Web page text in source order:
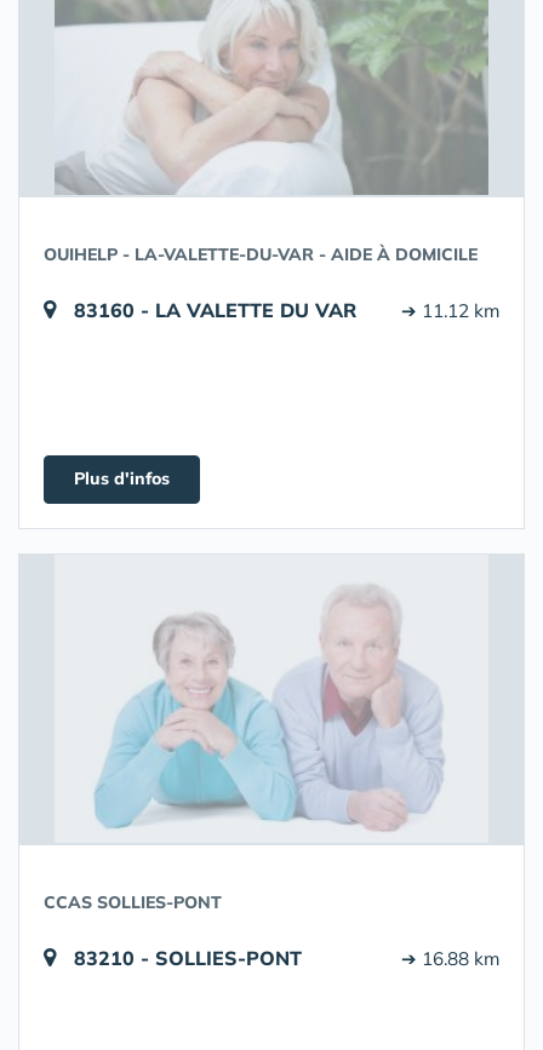
OUIHELP - LA-VALETTE-DU-VAR - AIDE À DOMICILE
83160 - LA VALETTE DU VAR ➔ 11.12 km
Plus d'infos
CCAS SOLLIES-PONT
83210 - SOLLIES-PONT ➔ 16.88 km